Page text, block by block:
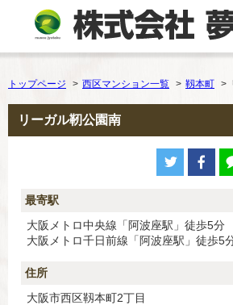
トップページ 西区マンション一覧 靱本町
リーガル靭公園南
最寄駅
大阪メトロ中央線「阿波座駅」徒歩5分
大阪メトロ千日前線「阿波座駅」徒歩5
住所
大阪市西区靱本町2丁目